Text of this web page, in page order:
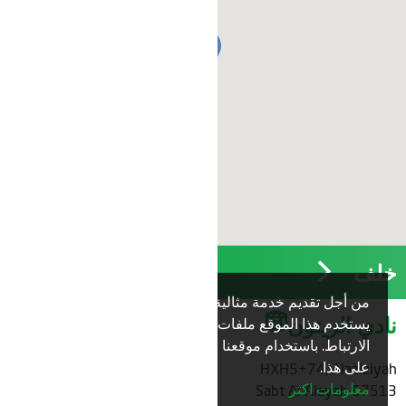
من أجل تقديم خدمة مثالية لك،
يستخدم هذا الموقع ملفات تعريف
الارتباط. باستخدام موقعنا فإنك توافق
على هذا.
معلومات اكثر
خلف
نادي الزيتون
HXH5+74, Alaziziyah
67513 Sabt Al Alayah